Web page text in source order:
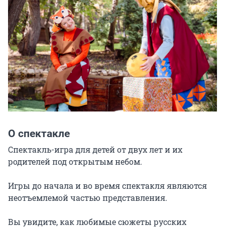
О спектакле
Спектакль-игра для детей от двух лет и их
родителей под открытым небом.
Игры до начала и во время спектакля являются
неотъемлемой частью представления.
Вы увидите, как любимые сюжеты русских